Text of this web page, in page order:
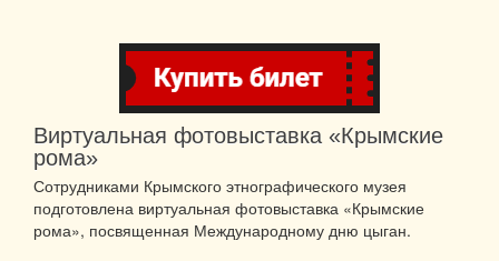
Виртуальная фотовыставка «Крымские
рома»
Сотрудниками Крымского этнографического музея
подготовлена виртуальная фотовыставка «Крымские
рома», посвященная Международному дню цыган.